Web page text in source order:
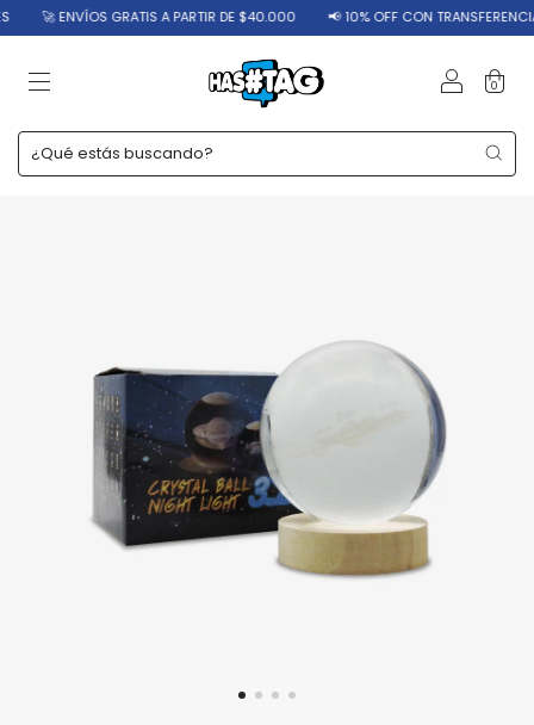
🚀 ENVÍOS GRATIS A PARTIR DE $40.000 📢 10% OFF CON TRANSFERENCIA
0